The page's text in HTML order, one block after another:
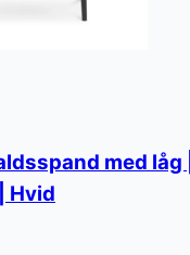
med låg
Hvid